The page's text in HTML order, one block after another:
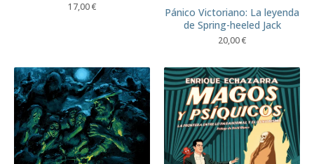
17,00€
Pánico Victoriano: La leyenda
de Spring-heeled Jack
20,00€